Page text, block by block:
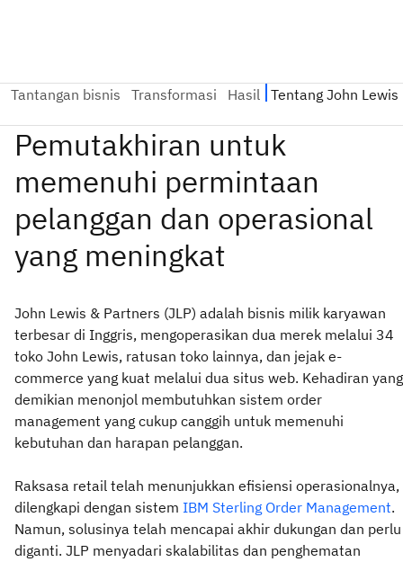
John Lewis & Partners (JLP) adalah bisnis milik karyawan
terbesar di Inggris, mengoperasikan dua merek melalui 34
toko John Lewis, ratusan toko lainnya, dan jejak e-
commerce yang kuat melalui dua situs web. Kehadiran yang
demikian menonjol membutuhkan sistem order
management yang cukup canggih untuk memenuhi
kebutuhan dan harapan pelanggan.
Raksasa retail telah menunjukkan efisiensi operasionalnya,
dilengkapi dengan sistem IBM Sterling Order Management.
Namun, solusinya telah mencapai akhir dukungan dan perlu
diganti. JLP menyadari skalabilitas dan penghematan